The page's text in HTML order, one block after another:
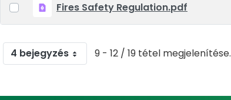
Fires Safety Regulation.pdf
4 bejegyzés 9 - 12 / 19 tétel megjelenítése.